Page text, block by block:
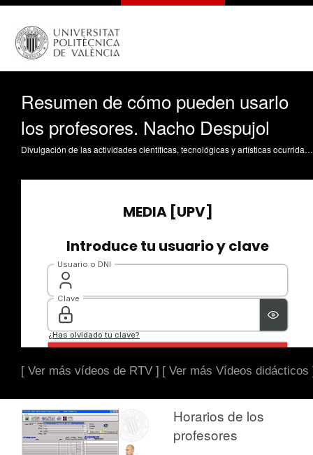
Resumen de cómo pueden usarlo
los profesores. Nacho Despujol
Divulgación de las actividades científicas, tecnológicas y artísticas ocurridas en los tres campus de la UPV
[ Ver más vídeos de RTV ] [ Ver más Vídeos didácticos
Horarios de los
profesores